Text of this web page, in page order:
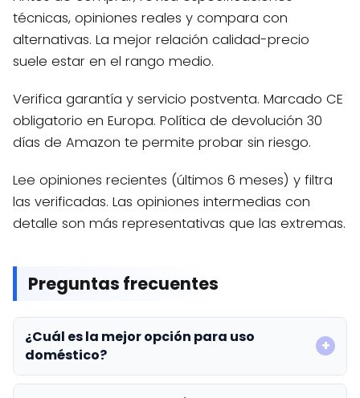
técnicas, opiniones reales y compara con
alternativas. La mejor relación calidad-precio
suele estar en el rango medio.
Verifica garantía y servicio postventa. Marcado CE
obligatorio en Europa. Política de devolución 30
días de Amazon te permite probar sin riesgo.
Lee opiniones recientes (últimos 6 meses) y filtra
las verificadas. Las opiniones intermedias con
detalle son más representativas que las extremas.
Preguntas frecuentes
¿Cuál es la mejor opción para uso
doméstico?